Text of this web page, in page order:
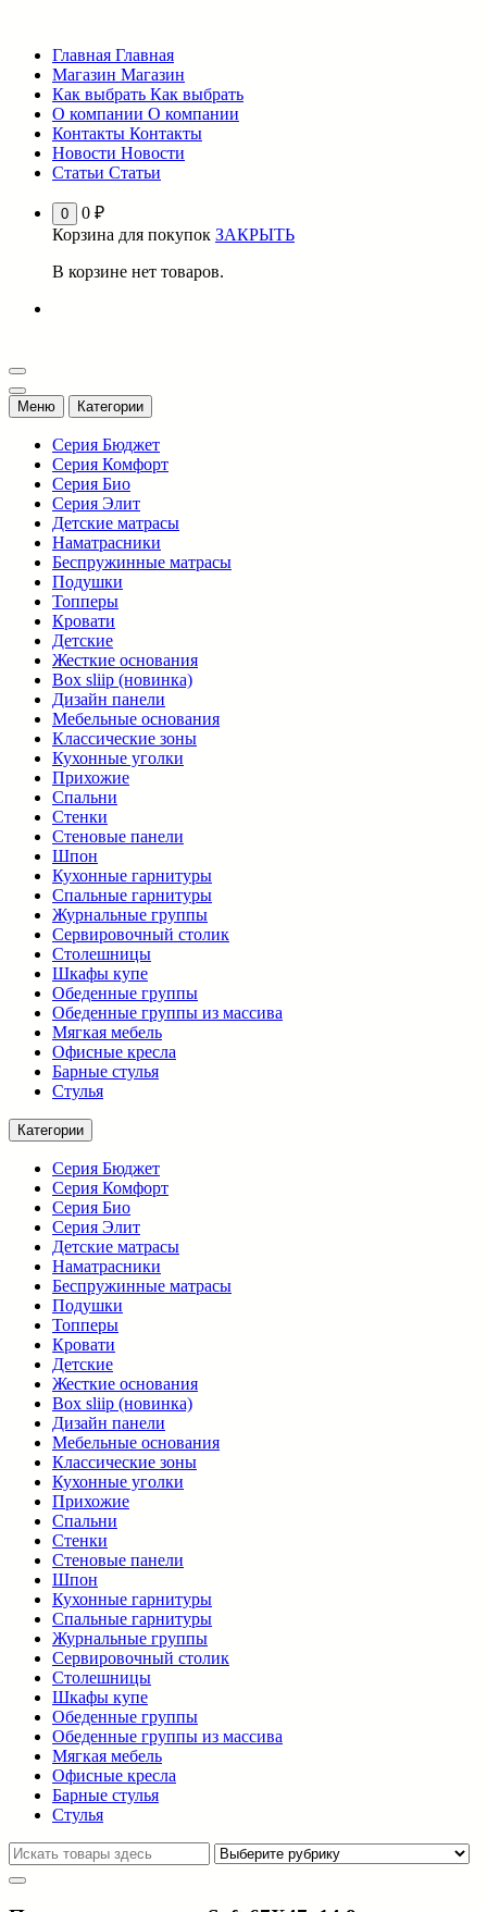
содержимому
Главная Главная
Магазин Магазин
Как выбрать Как выбрать
О компании О компании
Контакты Контакты
Новости Новости
Статьи Статьи
0 0 ₽
Корзина для покупок ЗАКРЫТЬ
В корзине нет товаров.
Меню Категории
Серия Бюджет
Серия Комфорт
Серия Био
Серия Элит
Детские матрасы
Наматрасники
Беспружинные матрасы
Подушки
Топперы
Кровати
Детские
Жесткие основания
Box sliip (новинка)
Дизайн панели
Мебельные основания
Классические зоны
Кухонные уголки
Прихожие
Спальни
Стенки
Стеновые панели
Шпон
Кухонные гарнитуры
Спальные гарнитуры
Журнальные группы
Сервировочный столик
Столешницы
Шкафы купе
Обеденные группы
Обеденные группы из массива
Мягкая мебель
Офисные кресла
Барные стулья
Стулья
Категории
Серия Бюджет
Серия Комфорт
Серия Био
Серия Элит
Детские матрасы
Наматрасники
Беспружинные матрасы
Подушки
Топперы
Кровати
Детские
Жесткие основания
Box sliip (новинка)
Дизайн панели
Мебельные основания
Классические зоны
Кухонные уголки
Прихожие
Спальни
Стенки
Стеновые панели
Шпон
Кухонные гарнитуры
Спальные гарнитуры
Журнальные группы
Сервировочный столик
Столешницы
Шкафы купе
Обеденные группы
Обеденные группы из массива
Мягкая мебель
Офисные кресла
Барные стулья
Стулья